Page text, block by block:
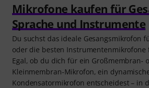
Mikrofone kaufen für
Sprache und Instrumente
Du suchst das ideale Gesangsmikrofon
oder die besten Instrumentenmikrofone
Egal, ob du dich für ein Großmembran-
Kleinmembran-Mikrofon, ein
Kondensatormikrofon entscheidest – in